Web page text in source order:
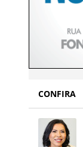
CONFIRA